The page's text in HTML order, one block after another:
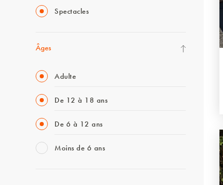
Spectacles
Âges
Adulte
De 12 à 18 ans
De 6 à 12 ans
Moins de 6 ans